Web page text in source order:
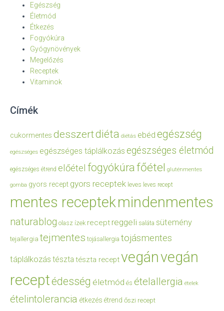
Egészség
Életmód
Étkezés
Fogyókúra
Gyógynövények
Megelőzés
Receptek
Vitaminok
Címék
cukormentes desszertdiéta diétás ebéd egészség
egészséges egészséges táplálkozás egészséges életmód
egészséges étrend előétel fogyókúrafőétel gluténmentes
gomba gyors recept gyors receptek leves leves recept
mentes receptekmindenmentes
naturablog olasz ízek recept reggeli saláta sütemény
tejallergia tejmentes tojásallergia tojásmentes
táplálkozás tészta tészta receptvegánvegán
receptédesség életmód és ételallergia ételek
ételintolerancia étkezés étrend őszi recept